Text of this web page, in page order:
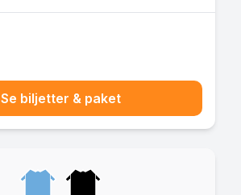
Se biljetter & paket